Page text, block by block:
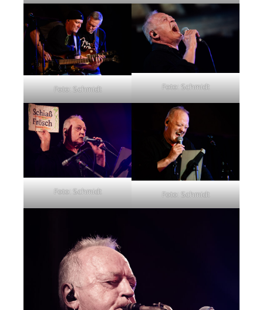
Foto: Schmidt Foto: Schmidt
Foto: Schmidt Foto: Schmidt